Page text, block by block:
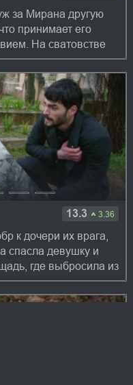
за Мирана другую
принимает его
На сватовстве
в же...
13.3 3.36
к дочери их врага,
спасла девушку и
где выбросила из